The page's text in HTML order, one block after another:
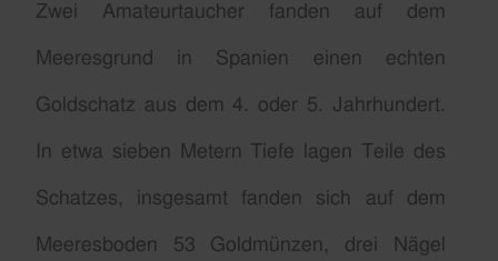
Zwei Amateurtaucher fanden auf dem
Meeresgrund in Spanien einen echten
Goldschatz aus dem 4. oder 5. Jahrhundert.
In etwa sieben Metern Tiefe lagen Teile des
Schatzes, insgesamt fanden sich auf dem
Meeresboden 53 Goldmünzen, drei Nägel